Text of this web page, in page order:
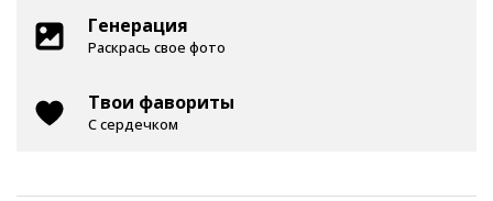
Генерация
Раскрась свое фото
Твои фавориты
С сердечком